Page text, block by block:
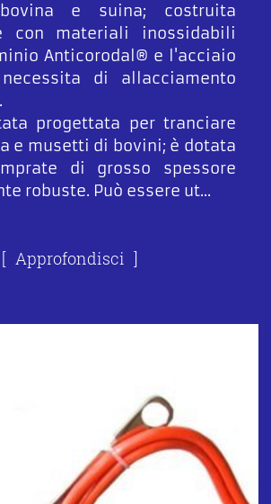
e suina; costruita
con materiali inossidabili
Anticorodal® e l'acciaio
necessita di allacciamento
progettata per tranciare
e musetti di bovini; è dotata
di grosso spessore
robuste. Può essere ut...
Approfondisci